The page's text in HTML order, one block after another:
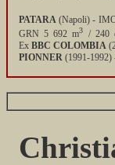
PATARA (Napoli) -
GRN 5 692 m3
/ 240
ExBBC COLOMBIA
PIONNER (1991-1992)